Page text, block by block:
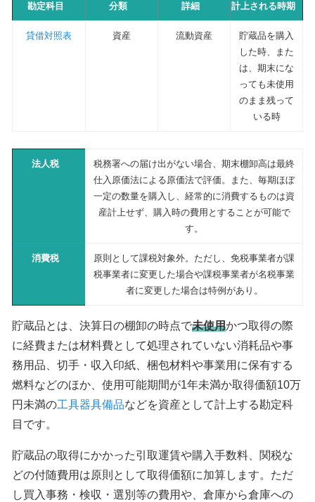
勘定科目 分類 詳細 計上される時期
貸借対照表 資産 流動資産
貯蔵品を購入
した時、また
は、期末にな
っても未使用
のまま残って
いる時
法人税
税務署への届け出がない場合、期末棚卸高は最終
仕入原価法による原価法で評価。また、毎期ほぼ
一定の数量を購入し、経常的に消費するものは資
産計上せず、購入時の費用とすることが可能で
す。
消費税
原則として課税対象外。ただし、免税事業者が課
税事業者に変更した場合や課税事業者が名税事業
者に変更した場合は特例があり。
貯蔵品とは、決算日の棚卸の時点で未使用かつ取得の際
に経費または材料費として処理されていない消耗品や事
務用品、切手・収入印紙、梱包材料や事業用に保有する
燃料などのほか、使用可能期間が1年未満か取得価額10万
円未満の工具器具備品などを資産として計上する勘定科
目です。
貯蔵品の取得にかかった引取運賃や購入手数料、関税な
どの付随費用は原則として取得価額に加算します。ただ
し買入事務・検収・選別等の費用や、倉庫から倉庫への